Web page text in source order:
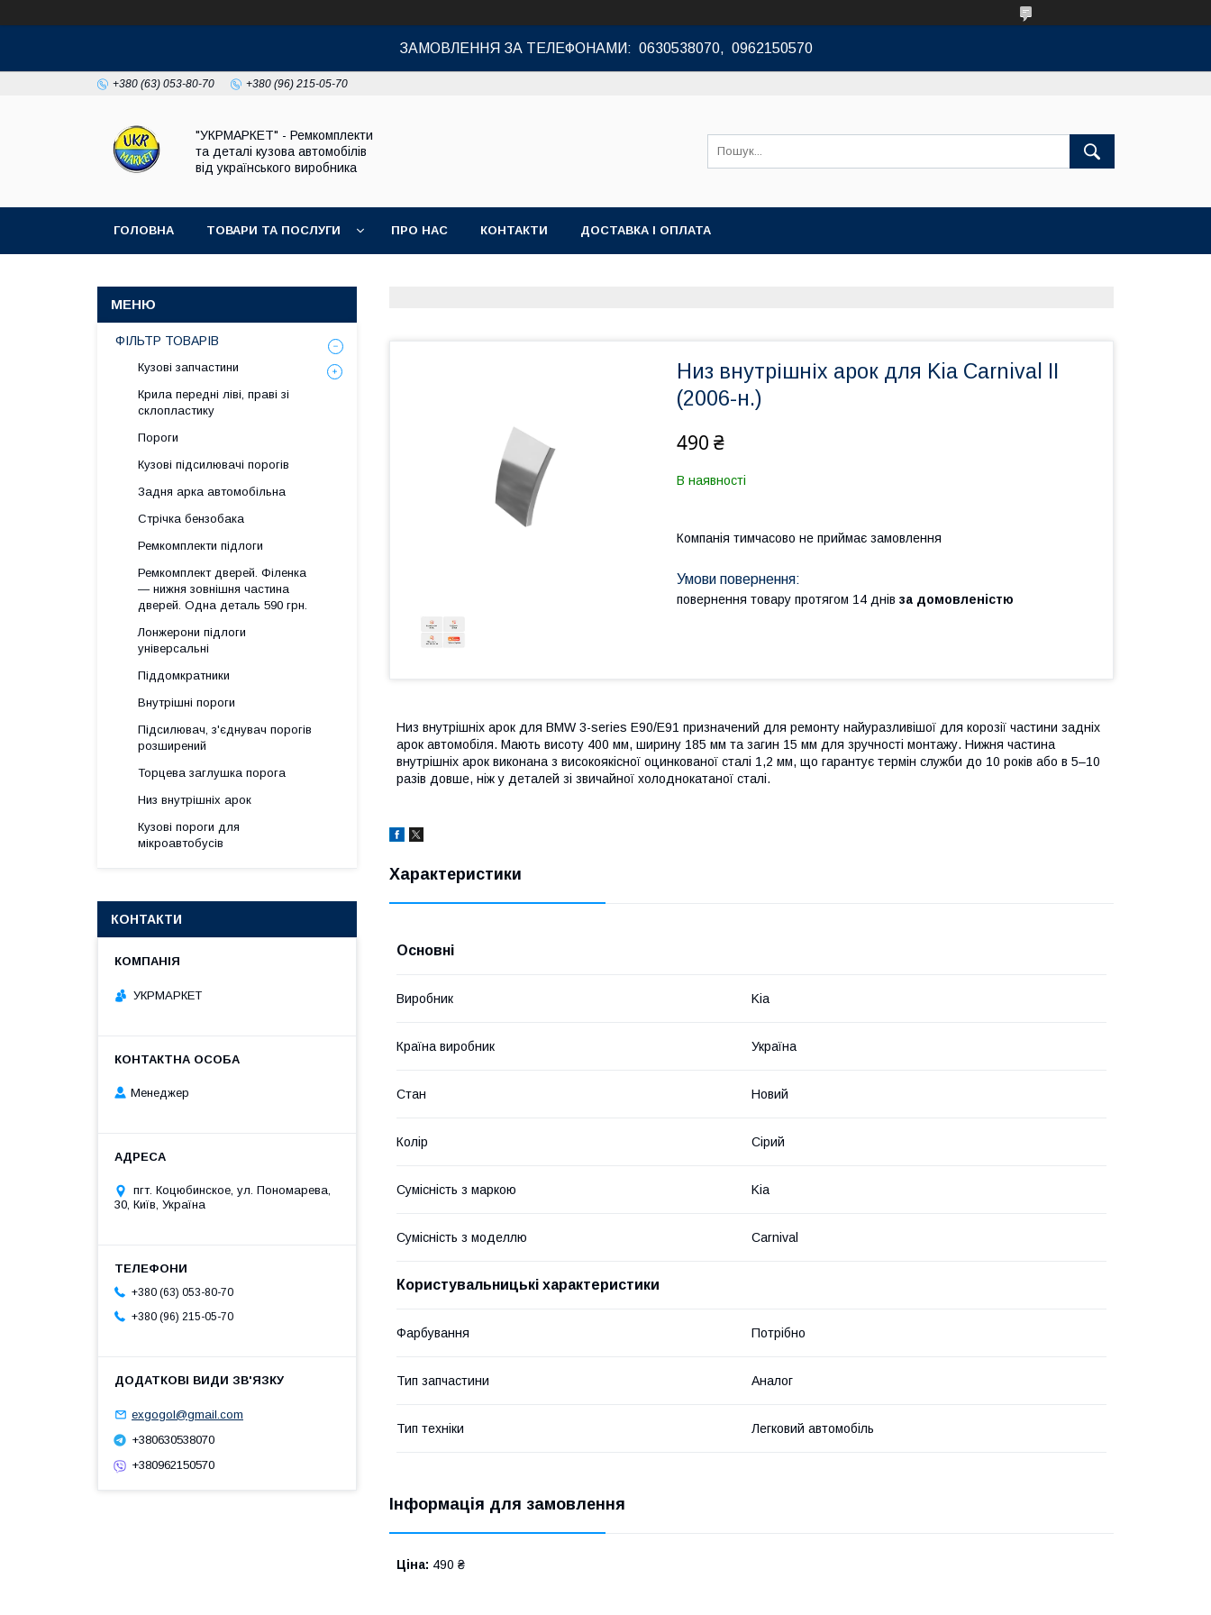
ЗАМОВЛЕННЯ ЗА ТЕЛЕФОНАМИ: 0630538070, 0962150570
+380 (63) 053-80-70 +380 (96) 215-05-70
"УКРМАРКЕТ" - Ремкомплекти
та деталі кузова автомобілів
від українського виробника
ГОЛОВНА ТОВАРИ ТА ПОСЛУГИ ПРО НАС КОНТАКТИ ДОСТАВКА І ОПЛАТА
Низ внутрішніх арок для Kia Carnival II
(2006-н.)
490 ₴
В наявності
Компанія тимчасово не приймає замовлення
повернення товару протягом 14 днів за домовленістю
Низ внутрішніх арок для BMW 3-series E90/E91 призначений для ремонту найуразливішої для корозії частини задніх
арок автомобіля. Мають висоту 400 мм, ширину 185 мм та загин 15 мм для зручності монтажу. Нижня частина
внутрішніх арок виконана з високоякісної оцинкованої сталі 1,2 мм, що гарантує термін служби до 10 років або в 5–10
разів довше, ніж у деталей зі звичайної холоднокатаної сталі.
Характеристики
Основні
Виробник Kia
Країна виробник Україна
Стан Новий
Колір Сірий
Сумісність з маркою Kia
Сумісність з моделлю Carnival
Користувальницькі характеристики
Фарбування Потрібно
Тип запчастини Аналог
Тип техніки Легковий автомобіль
Інформація для замовлення
Ціна: 490 ₴
ФІЛЬТР ТОВАРІВ
Кузові запчастини
Крила передні ліві, праві зі
склопластику
Пороги
Кузові підсилювачі порогів
Задня арка автомобільна
Стрічка бензобака
Ремкомплекти підлоги
Ремкомплект дверей. Філенка
— нижня зовнішня частина
дверей. Одна деталь 590 грн.
Лонжерони підлоги
універсальні
Піддомкратники
Внутрішні пороги
Підсилювач, з'єднувач порогів
розширений
Торцева заглушка порога
Низ внутрішніх арок
Кузові пороги для
мікроавтобусів
КОНТАКТИ
УКРМАРКЕТ
Менеджер
пгт. Коцюбинское, ул. Пономарева,
30, Київ, Україна
+380 (63) 053-80-70
+380 (96) 215-05-70
exgogol@gmail.com
+380630538070
+380962150570